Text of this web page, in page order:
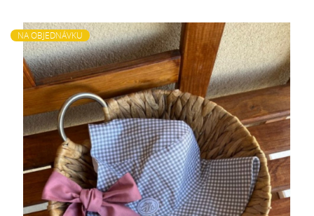
NA OBJEDNÁVKU